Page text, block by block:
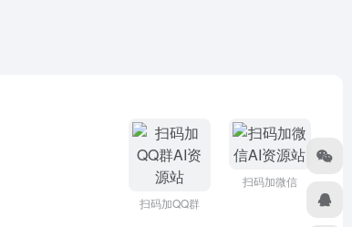
扫码加QQ群
扫码加微信